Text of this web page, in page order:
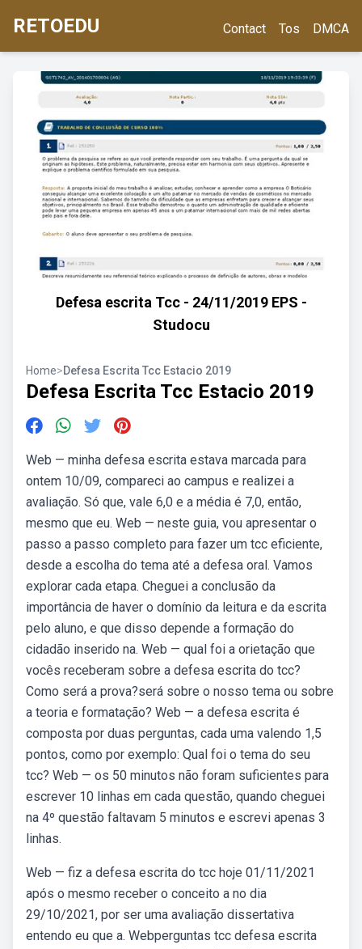
RETOEDU Contact Tos DMCA
Defesa escrita Tcc - 24/11/2019 EPS -
Studocu
Home>Defesa Escrita Tcc Estacio 2019
Defesa Escrita Tcc Estacio 2019
Web — minha defesa escrita estava marcada para
ontem 10/09, compareci ao campus e realizei a
avaliação. Só que, vale 6,0 e a média é 7,0, então,
mesmo que eu. Web — neste guia, vou apresentar o
passo a passo completo para fazer um tcc eficiente,
desde a escolha do tema até a defesa oral. Vamos
explorar cada etapa. Cheguei a conclusão da
importância de haver o domínio da leitura e da escrita
pelo aluno, e que disso depende a formação do
cidadão inserido na. Web — qual foi a orietação que
vocês receberam sobre a defesa escrita do tcc?
Como será a prova?será sobre o nosso tema ou sobre
a teoria e formatação? Web — a defesa escrita é
composta por duas perguntas, cada uma valendo 1,5
pontos, como por exemplo: Qual foi o tema do seu
tcc? Web — os 50 minutos não foram suficientes para
escrever 10 linhas em cada questão, quando cheguei
na 4º questão faltavam 5 minutos e escrevi apenas 3
linhas.
Web — fiz a defesa escrita do tcc hoje 01/11/2021
após o mesmo receber o conceito a no dia
29/10/2021, por ser uma avaliação dissertativa
entendo eu que a. Webperguntas tcc defesa escrita